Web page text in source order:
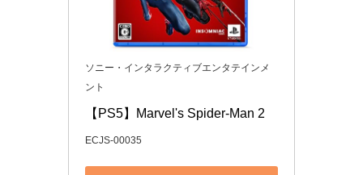
ソニー・インタラクティブエンタテインメ
ント
【PS5】Marvel's Spider-Man 2
ECJS-00035